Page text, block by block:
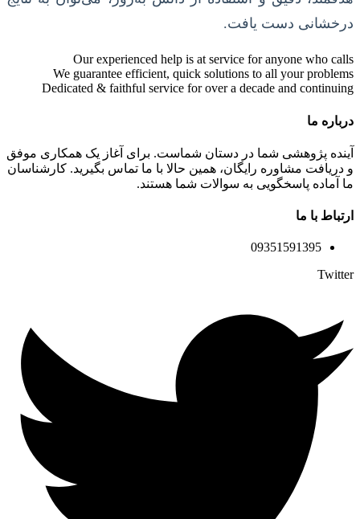
درخشانی دست یافت.
Our experienced help is at service for anyone who calls
We guarantee efficient, quick solutions to all your problems
Dedicated & faithful service for over a decade and continuing
درباره ما
آینده پژوهشی شما در دستان شماست. برای آغاز یک همکاری موفق
و دریافت مشاوره رایگان، همین حالا با ما تماس بگیرید. کارشناسان
ما آماده پاسخگویی به سوالات شما هستند.
ارتباط با ما
09351591395
Twitter